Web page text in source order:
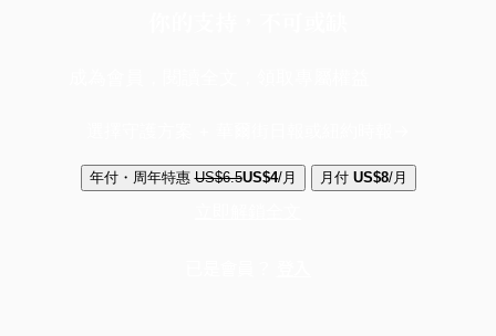
年付・周年特惠 US$6.5US$4/月 月付 US$8/月